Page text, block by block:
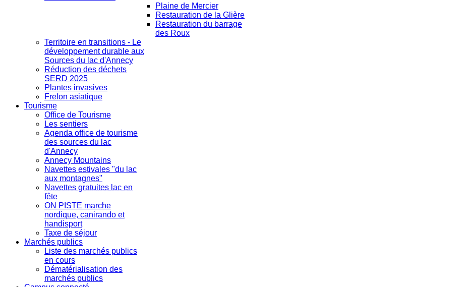
Plaine de Mercier
Restauration de la Glière
Restauration du barrage
des Roux
Territoire en transitions - Le
développement durable aux
Sources du lac d'Annecy
Réduction des déchets
SERD 2025
Plantes invasives
Frelon asiatique
Tourisme
Office de Tourisme
Les sentiers
Agenda office de tourisme
des sources du lac
d'Annecy
Annecy Mountains
Navettes estivales "du lac
aux montagnes"
Navettes gratuites lac en
fête
ON PISTE marche
nordique, canirando et
handisport
Taxe de séjour
Marchés publics
Liste des marchés publics
en cours
Dématérialisation des
marchés publics